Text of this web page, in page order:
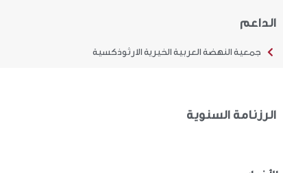
الداعم
جمعية النهضة العربية الخيرية الارثوذكسية
الرزنامة السنوية